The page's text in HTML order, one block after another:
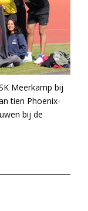
Meerkamp bij
tien Phoenix-
bij de